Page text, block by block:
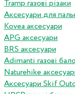
Tramp газові різаки
Аксесуари для
Kovea аксесуари
APG аксесуари
BRS аксесуари
Adimanti газові
Naturehike
Аксесуари Skif